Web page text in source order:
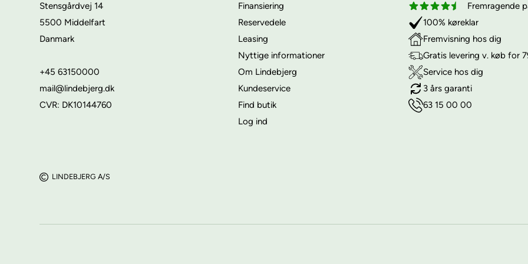
Stensgårdvej 14
5500 Middelfart
Danmark
+45 63150000
mail@lindebjerg.dk
CVR: DK10144760
Finansiering
Reservedele
Leasing
Nyttige informationer
Om Lindebjerg
Kundeservice
Find butik
Log ind
Fremragende
100% køreklar
Fremvisning hos dig
Gratis levering v. køb for
Service hos dig
3 års garanti
63 15 00 00
LINDEBJERG A/S